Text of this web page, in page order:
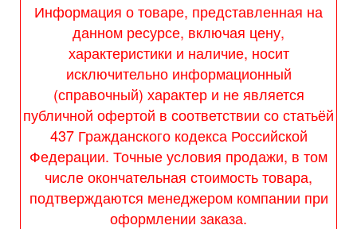
Информация о товаре, представленная на
данном ресурсе, включая цену,
характеристики и наличие, носит
исключительно информационный
(справочный) характер и не является
публичной офертой в соответствии со статьёй
437 Гражданского кодекса Российской
Федерации. Точные условия продажи, в том
числе окончательная стоимость товара,
подтверждаются менеджером компании при
оформлении заказа.